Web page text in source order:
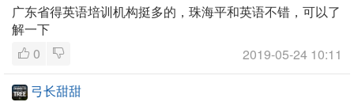
广东省得英语培训机构挺多的，珠海平和英语不错，可以了
解一下
0
2019-05-24 10:11
弓长甜甜